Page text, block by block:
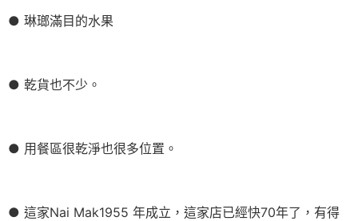
● 琳瑯滿目的水果
● 乾貨也不少。
● 用餐區很乾淨也很多位置。
● 這家Nai Mak1955 年成立，這家店已經快70年了，有得